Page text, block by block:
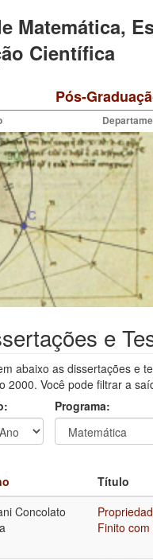
Matemática,
Científica
Pós-
e
abaixo as dissertações e
2000. Você pode filtrar a
Programa:
Título
Concolato
Finito